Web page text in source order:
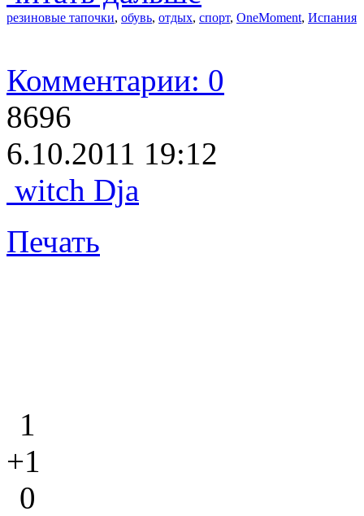
резиновые тапочки, обувь, отдых, спорт, OneMoment, Испания
Комментарии: 0
8696
6.10.2011 19:12
witch Dja
Печать
1
+1
0